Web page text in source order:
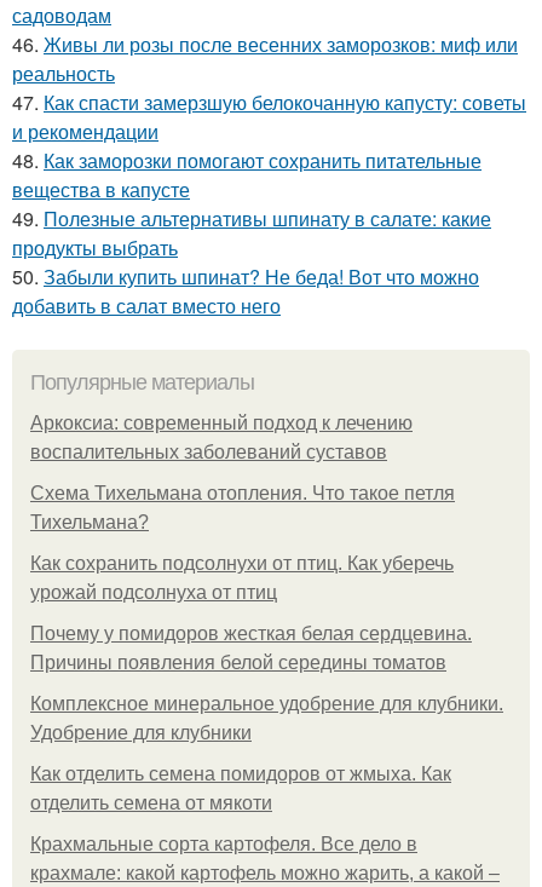
садоводам
46. Живы ли розы после весенних заморозков: миф или
реальность
47. Как спасти замерзшую белокочанную капусту: советы
и рекомендации
48. Как заморозки помогают сохранить питательные
вещества в капусте
49. Полезные альтернативы шпинату в салате: какие
продукты выбрать
50. Забыли купить шпинат? Не беда! Вот что можно
добавить в салат вместо него
Популярные материалы
Аркоксиа: современный подход к лечению
воспалительных заболеваний суставов
Схема Тихельмана отопления. Что такое петля
Тихельмана?
Как сохранить подсолнухи от птиц. Как уберечь
урожай подсолнуха от птиц
Почему у помидоров жесткая белая сердцевина.
Причины появления белой середины томатов
Комплексное минеральное удобрение для клубники.
Удобрение для клубники
Как отделить семена помидоров от жмыха. Как
отделить семена от мякоти
Крахмальные сорта картофеля. Все дело в
крахмале: какой картофель можно жарить, а какой –